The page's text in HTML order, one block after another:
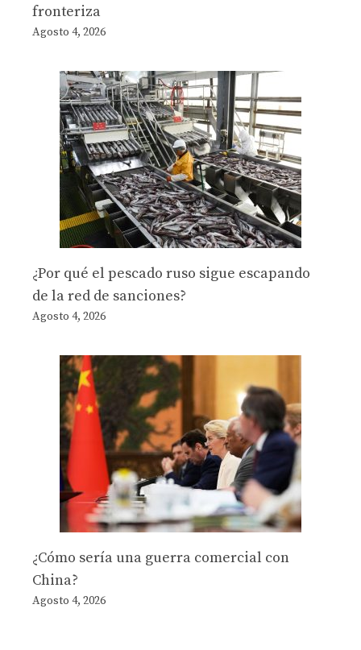
fronteriza
Agosto 4, 2026
¿Por qué el pescado ruso sigue escapando
de la red de sanciones?
Agosto 4, 2026
¿Cómo sería una guerra comercial con
China?
Agosto 4, 2026